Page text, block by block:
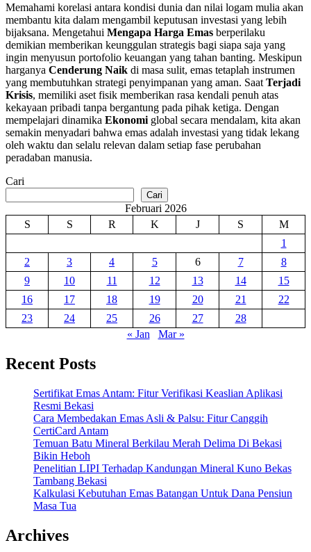
Memahami korelasi antara kondisi dunia dan nilai logam mulia akan
membantu kita dalam mengambil keputusan investasi yang lebih
bijaksana. Mengetahui Mengapa Harga Emas berperilaku
demikian memberikan keunggulan strategis bagi siapa saja yang
ingin menyusun portofolio keuangan yang tahan banting. Meskipun
harganya Cenderung Naik di masa sulit, emas tetaplah instrumen
yang membutuhkan strategi penyimpanan yang aman. Saat Terjadi
Krisis, memiliki aset fisik memberikan rasa kendali penuh atas
kekayaan pribadi tanpa bergantung pada pihak ketiga. Dengan
mempelajari dinamika Ekonomi global secara mendalam, kita akan
semakin menyadari bahwa emas adalah investasi yang tidak lekang
oleh waktu dan selalu relevan dalam setiap fase perubahan
peradaban manusia.
Cari
Cari
Februari 2026
S
S R K J S
M
1
2
3 4 5 6 7
8
9
10 11 12 13 14
15
16
17 18 19 20 21
22
23
24 25 26 27
28
« Jan
Mar »
Recent Posts
Sertifikat Emas Antam: Fitur Verifikasi Keaslian Aplikasi
Resmi Bekasi
Cara Membedakan Emas Asli & Palsu: Fitur Canggih
CertiCard Antam
Temuan Batu Mineral Berkilau Merah Delima Di Bekasi
Bikin Heboh
Penelitian LIPI Terhadap Kandungan Mineral Kuno Bekas
Tambang Bekasi
Kalkulasi Kebutuhan Emas Batangan Untuk Dana Pensiun
Masa Tua
Archives